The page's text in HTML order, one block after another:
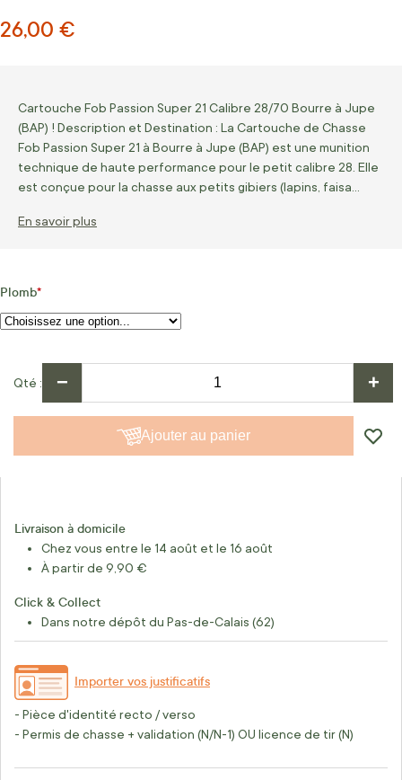
26,00 €
Cartouche Fob Passion Super 21 Calibre 28/70 Bourre à Jupe
(BAP) ! Description et Destination : La Cartouche de Chasse
Fob Passion Super 21 à Bourre à Jupe (BAP) est une munition
technique de haute performance pour le petit calibre 28. Elle
est conçue pour la chasse aux petits gibiers (lapins, faisa…
En savoir plus
Plomb
Qté − +
Ajouter au panier
Livraison à domicile
Chez vous entre le 14 août et le 16 août
À partir de 9,90 €
Click & Collect
Dans notre dépôt du Pas-de-Calais (62)
Importer vos justificatifs
- Pièce d'identité recto / verso
- Permis de chasse + validation (N/N-1) OU licence de tir (N)